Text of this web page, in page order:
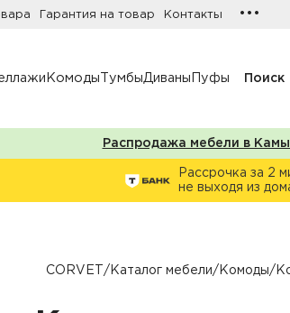
Гарантия на товар Контакты •••
Комоды ТумбыДиваны Пуфы Поиск
Кол-во дверей
Трехдверные шкафы
Распродажа мебели в
Рассрочка за 2
не выходя из
CORVET / Каталог мебели/ Комоды/